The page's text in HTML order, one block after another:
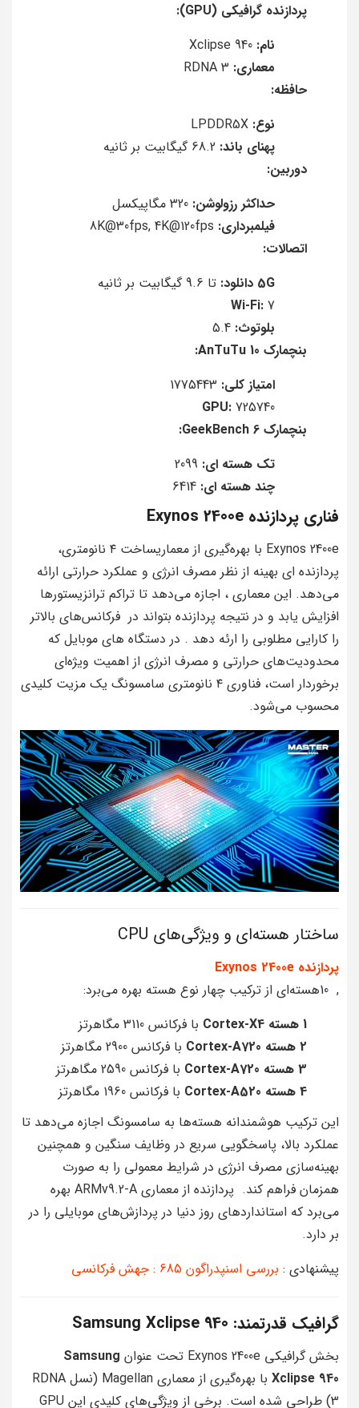
پردازنده گرافیکی (GPU):
نام:
معماری:
حافظه:
نوع:
پهنای باند:
دوربین:
حداکثر رزولوشن:
فیلمبرداری:
اتصالات:
5G دانلود:
تا 9.6 گیگابیت بر ثانیه
Wi-Fi: 7
بلوتوث:
بنچمارک AnTuTu 10:
امتیاز کلی:
GPU: 725740
بنچمارک GeekBench 6:
تک هسته ای:
چند هسته ای:
فناری پردازنده Exynos 2400e
Exynos 2400e با بهره‌گیری از معماریساخت ۴ نانومتری،
پردازنده ای بهینه از نظر مصرف انرژی و عملکرد حرارتی ارائه
می‌دهد. این معماری ، اجازه می‌دهد تا تراکم ترانزیستورها
افزایش یابد و در نتیجه پردازنده بتواند در فرکانس‌های بالاتر
را کارایی مطلوبی را ارئه دهد . در دستگاه های موبایل که
محدودیت‌های حرارتی و مصرف انرژی از اهمیت ویژه‌ای
برخوردار است، فناوری ۴ نانومتری سامسونگ یک مزیت کلیدی
محسوب می‌شود.
ساختار هسته‌ای و ویژگی‌های CPU
پردازنده Exynos 2400e
, 10هسته‌ای از ترکیب چهار نوع هسته بهره می‌برد:
1 هسته Cortex-X4
با فرکانس 3110 مگاهرتز
2 هسته Cortex-A720
با فرکانس 2900 مگاهرتز
3 هسته Cortex-A720
با فرکانس 2590 مگاهرتز
4 هسته Cortex-A520
با فرکانس 1960 مگاهرتز
این ترکیب هوشمندانه هسته‌ها به سامسونگ اجازه می‌دهد تا
عملکرد بالا، پاسخگویی سریع در وظایف سنگین و همچنین
بهینه‌سازی مصرف انرژی در شرایط معمولی را به صورت
همزمان فراهم کند. پردازنده از معماری ARMv9.2-A بهره
می‌برد که استانداردهای روز دنیا در پردازش‌های موبایلی را در
بر دارد.
پیشنهادی : بررسی اسنپدراگون 685 : جهش فرکانسی
گرافیک قدرتمند: Samsung Xclipse 940
بخش گرافیکی Exynos 2400e تحت عنوان
Samsung
Xclipse 940
با بهره‌گیری از معماری Magellan (نسل RDNA
3) طراحی شده است. برخی از ویژگی‌های کلیدی این GPU